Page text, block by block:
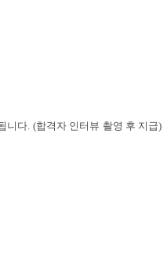
니다. (합격자 인터뷰 촬영 후 지급)